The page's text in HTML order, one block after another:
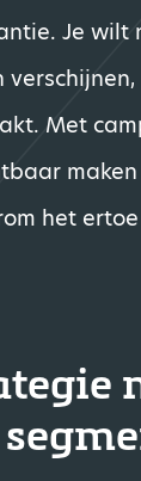
Je wilt
Met
het